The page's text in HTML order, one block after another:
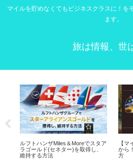
マイルを貯めなくてもビジネスクラスに！を
ます。
旅は情報、世
ルフトハンザMiles＆Moreでスタア
ラゴールド(セネター)を取得し、
維持する方法
【マ
から
方